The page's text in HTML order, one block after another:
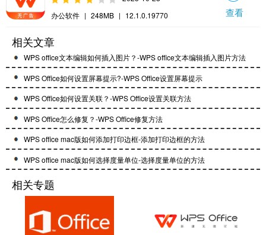
办公软件 | 248MB | 12.1.0.19770 查看
相关文章
WPS office文本编辑如何插入图片？-WPS office文本编辑插入图片方法
WPS Office如何设置屏幕提示?-WPS Office设置屏幕提示
WPS Office如何设置关联？-WPS Office设置关联方法
WPS Office怎么修复？-WPS Office修复方法
WPS office mac版如何添加打印边框-添加打印边框的方法
WPS office mac版如何选择度量单位-选择度量单位的方法
相关专题